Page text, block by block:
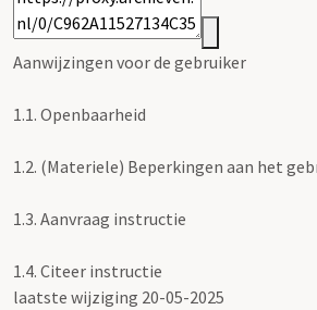
Aanwijzingen voor de gebruiker
1.1. Openbaarheid
1.2. (Materiele) Beperkingen aan het
1.3. Aanvraag instructie
1.4. Citeer instructie
laatste wijziging 20-05-2025